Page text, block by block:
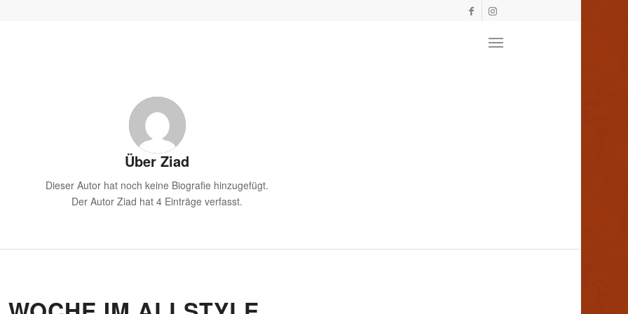
Über Ziad
Dieser Autor hat noch keine Biografie hinzugefügt.
Der Autor Ziad hat 4 Einträge verfasst.